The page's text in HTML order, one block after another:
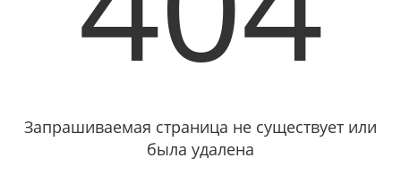
Запрашиваемая страница не существует или
была удалена